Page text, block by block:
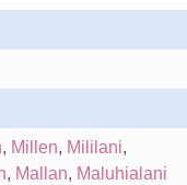
, Millen, Mililani,
, Mallan, Maluhialani